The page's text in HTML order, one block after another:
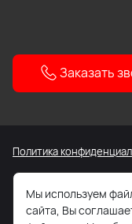
Заказать
Политика
информационный
Мы используем
сайта, Вы